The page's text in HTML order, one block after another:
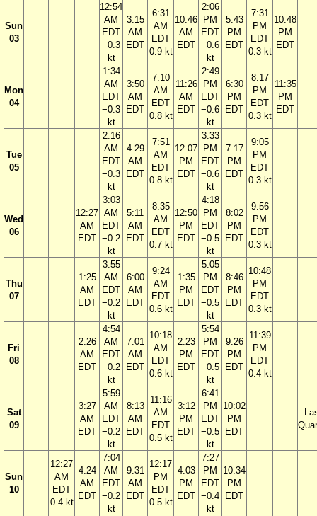
Sun
03
12:54
AM
EDT
−0.3
kt
3:15
AM
EDT
6:31
AM
EDT
0.9 kt
10:46
AM
EDT
2:06
PM
EDT
−0.6
kt
5:43
PM
EDT
7:31
PM
EDT
0.3 kt
10:48
PM
EDT
Mon
04
1:34
AM
EDT
−0.3
kt
3:50
AM
EDT
7:10
AM
EDT
0.8 kt
11:26
AM
EDT
2:49
PM
EDT
−0.6
kt
6:30
PM
EDT
8:17
PM
EDT
0.3 kt
11:35
PM
EDT
Tue
05
2:16
AM
EDT
−0.3
kt
4:29
AM
EDT
7:51
AM
EDT
0.8 kt
12:07
PM
EDT
3:33
PM
EDT
−0.6
kt
7:17
PM
EDT
9:05
PM
EDT
0.3 kt
Wed
06
12:27
AM
EDT
3:03
AM
EDT
−0.2
kt
5:11
AM
EDT
8:35
AM
EDT
0.7 kt
12:50
PM
EDT
4:18
PM
EDT
−0.5
kt
8:02
PM
EDT
9:56
PM
EDT
0.3 kt
Thu
07
1:25
AM
EDT
3:55
AM
EDT
−0.2
kt
6:00
AM
EDT
9:24
AM
EDT
0.6 kt
1:35
PM
EDT
5:05
PM
EDT
−0.5
kt
8:46
PM
EDT
10:48
PM
EDT
0.3 kt
Fri
08
2:26
AM
EDT
4:54
AM
EDT
−0.2
kt
7:01
AM
EDT
10:18
AM
EDT
0.6 kt
2:23
PM
EDT
5:54
PM
EDT
−0.5
kt
9:26
PM
EDT
11:39
PM
EDT
0.4 kt
Sat
09
3:27
AM
EDT
5:59
AM
EDT
−0.2
kt
8:13
AM
EDT
11:16
AM
EDT
0.5 kt
3:12
PM
EDT
6:41
PM
EDT
−0.5
kt
10:02
PM
EDT
Sun
10
12:27
AM
EDT
0.4 kt
4:24
AM
EDT
7:04
AM
EDT
−0.2
kt
9:31
AM
EDT
12:17
PM
EDT
0.5 kt
4:03
PM
EDT
7:27
PM
EDT
−0.4
kt
10:34
PM
EDT